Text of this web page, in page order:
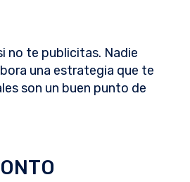
no te publicitas. Nadie
una estrategia que te
son un buen punto de